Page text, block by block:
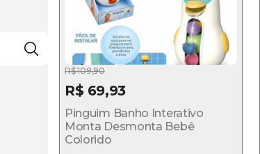
R$ 109,90
R$ 69,93
Pinguim Banho Interativo
Monta Desmonta Bebê
Colorido